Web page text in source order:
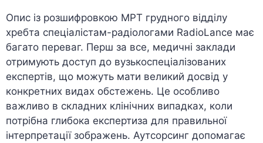
Опис із розшифровкою МРТ грудного відділу
хребта спеціалістам-радіологами RadioLance має
багато переваг. Перш за все, медичні заклади
отримують доступ до вузькоспеціалізованих
експертів, що можуть мати великий досвід у
конкретних видах обстежень. Це особливо
важливо в складних клінічних випадках, коли
потрібна глибока експертиза для правильної
інтерпретації зображень. Аутсорсинг допомагає